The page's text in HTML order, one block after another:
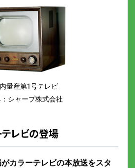
量産第1号テレビ
シャープ株式会社
レビの登場
カラーテレビの本放送をスタ